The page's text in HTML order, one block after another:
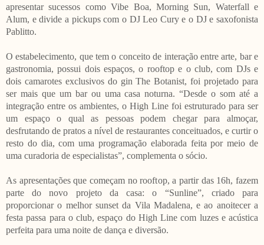
apresentar sucessos como Vibe Boa, Morning Sun, Waterfall e
Alum, e divide a pickups com o DJ Leo Cury e o DJ e saxofonista
Pablitto.
O estabelecimento, que tem o conceito de interação entre arte, bar e
gastronomia, possui dois espaços, o rooftop e o club, com DJs e
dois camarotes exclusivos do gin The Botanist, foi projetado para
ser mais que um bar ou uma casa noturna. “Desde o som até a
integração entre os ambientes, o High Line foi estruturado para ser
um espaço o qual as pessoas podem chegar para almoçar,
desfrutando de pratos a nível de restaurantes conceituados, e curtir o
resto do dia, com uma programação elaborada feita por meio de
uma curadoria de especialistas”, complementa o sócio.
As apresentações que começam no rooftop, a partir das 16h, fazem
parte do novo projeto da casa: o “Sunline”, criado para
proporcionar o melhor sunset da Vila Madalena, e ao anoitecer a
festa passa para o club, espaço do High Line com luzes e acústica
perfeita para uma noite de dança e diversão.